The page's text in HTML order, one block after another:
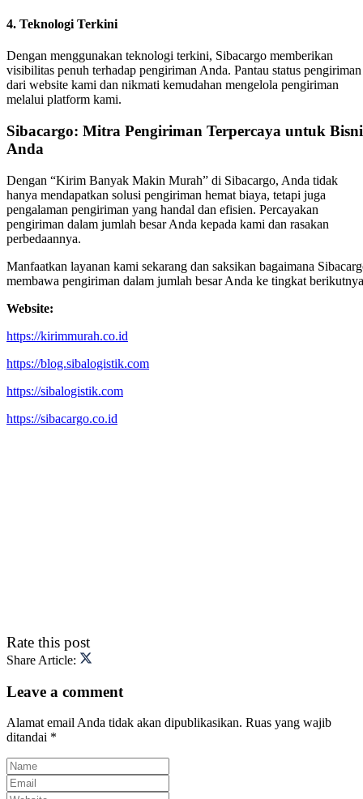
4. Teknologi Terkini
Dengan menggunakan teknologi terkini, Sibacargo memberikan
visibilitas penuh terhadap pengiriman Anda. Pantau status pengiriman
dari website kami dan nikmati kemudahan mengelola pengiriman
melalui platform kami.
Sibacargo: Mitra Pengiriman Terpercaya untuk
Anda
Dengan “Kirim Banyak Makin Murah” di Sibacargo, Anda tidak
hanya mendapatkan solusi pengiriman hemat biaya, tetapi juga
pengalaman pengiriman yang handal dan efisien. Percayakan
pengiriman dalam jumlah besar Anda kepada kami dan rasakan
perbedaannya.
Manfaatkan layanan kami sekarang dan saksikan bagaimana
membawa pengiriman dalam jumlah besar Anda ke tingkat
Website:
https://kirimmurah.co.id
https://blog.sibalogistik.com
https://sibalogistik.com
https://sibacargo.co.id
Rate this post
Share Article:
Leave a comment
Alamat email Anda tidak akan dipublikasikan. Ruas yang wajib
ditandai *